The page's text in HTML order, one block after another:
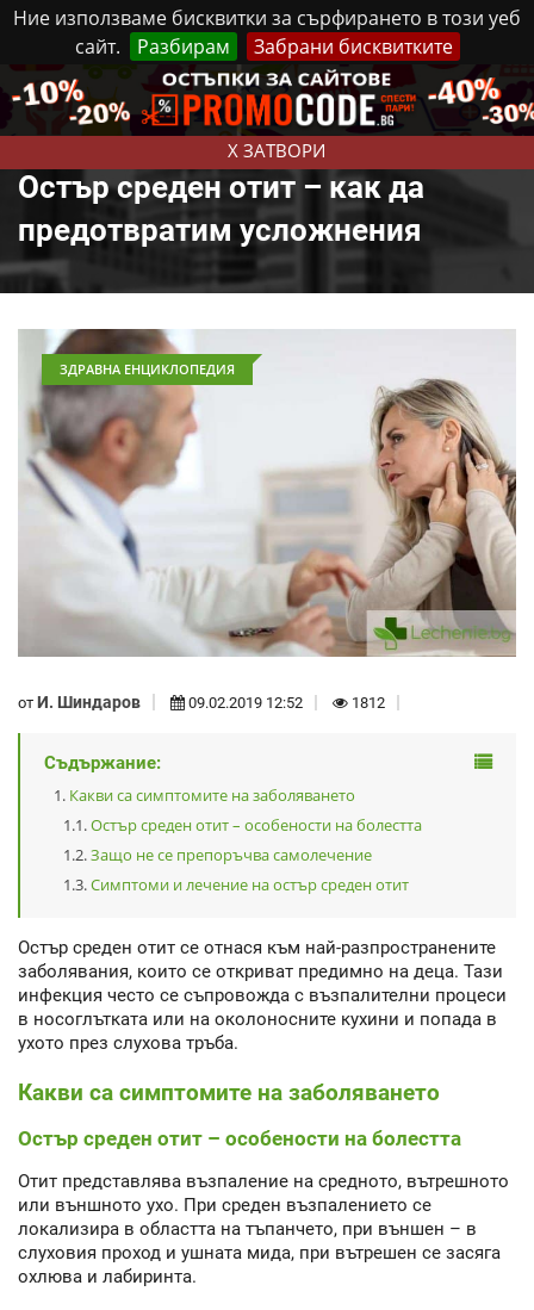
Ние използваме бисквитки за сърфирането в този уеб
сайт.
Разбирам Забрани бисквитките
X ЗАТВОРИ
Петък, 7 Август, 2026 Реклама Контакти
Остър среден отит – как да
предотвратим усложнения
ЗДРАВНА ЕНЦИКЛОПЕДИЯ
от И. Шиндаров 09.02.2019 12:52 1812
Съдържание:
Какви са симптомите на заболяването
Остър среден отит – особености на болестта
Защо не се препоръчва самолечение
Симптоми и лечение на остър среден отит
Остър среден отит се отнася към най-разпространените
заболявания, които се откриват предимно на деца. Тази
инфекция често се съпровожда с възпалителни процеси
в носоглътката или на околоносните кухини и попада в
ухото през слухова тръба.
Какви са симптомите на заболяването
Остър среден отит – особености на болестта
Отит представлява възпаление на средното, вътрешното
или външното ухо. При среден възпалението се
локализира в областта на тъпанчето, при външен – в
слуховия проход и ушната мида, при вътрешен се засяга
охлюва и лабиринта.